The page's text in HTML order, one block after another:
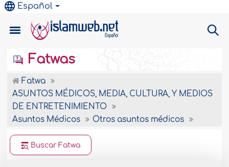
Español
Fatwas
Fatwa
ASUNTOS MÉDICOS, MEDIA, CULTURA, Y MEDIOS
DE ENTRETENIMIENTO
Asuntos Médicos
Otros asuntos médicos
Buscar Fatwa